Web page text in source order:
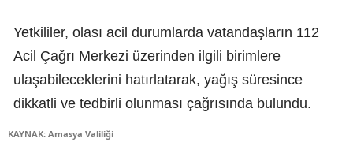
Yetkililer, olası acil durumlarda vatandaşların 112
Acil Çağrı Merkezi üzerinden ilgili birimlere
ulaşabileceklerini hatırlatarak, yağış süresince
dikkatli ve tedbirli olunması çağrısında bulundu.
KAYNAK: Amasya Valiliği